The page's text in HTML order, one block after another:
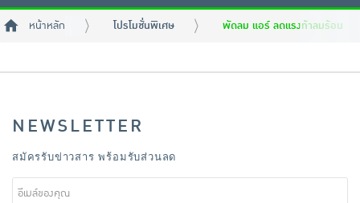
ย้อนกลับ
เครื่องดื่มและผงชงดื่ม
ย้อนกลับ
ย้อนกลับ
ย้อนกลับ
ย้อนกลับ
ย้อนกลับ
ย้อนกลับ
ย้อนกลับ
มือถือ
ย้อนกลับ
ย้อนกลับ
พระเครื่อง test pop
ย้อนกลับ
หน้าหลัก โปรโมชั่นพิเศษ พัดลม แอร์ ลดแรงท้าลมร้อน
NEWSLETTER
สมัครรับข่าวสาร พร้อมรับส่วนลด